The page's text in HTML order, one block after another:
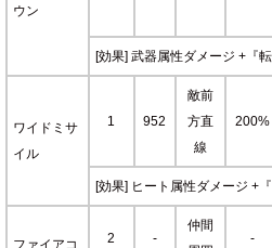
ウン
[効果] 武器属性ダメージ +『
ワイドミサ
イル
1 952
敵前
方直
線
200%
[効果] ヒート属性ダメージ +
ファイアコ
2 -
仲間
-